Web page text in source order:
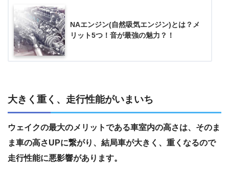
NAエンジン(自然吸気エンジン)とは？メ
リット5つ！音が最強の魅力？！
大きく重く、走行性能がいまいち
ウェイクの最大のメリットである車室内の高さは、そのま
ま車の高さUPに繋がり、結局車が大きく、重くなるので
走行性能に悪影響があります。